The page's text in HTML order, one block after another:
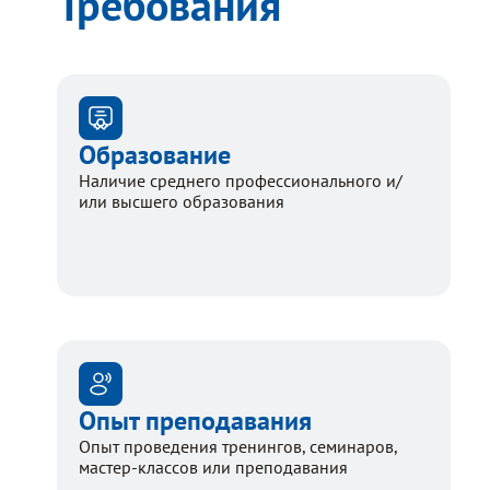
Образование
Наличие среднего профессионального и/
или высшего образования
Опыт преподавания
Опыт проведения тренингов, семинаров,
мастер-классов или преподавания